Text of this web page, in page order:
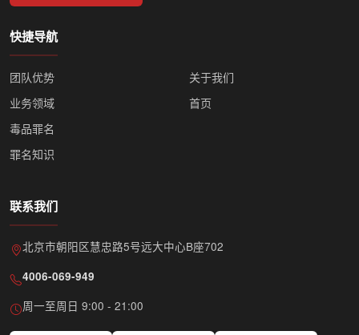
快捷导航
团队优势
业务领域
毒品罪名
罪名知识
关于我们
首页
联系我们
北京市朝阳区慧忠路5号远大中心B座702
4006-069-949
周一至周日 9:00 - 21:00